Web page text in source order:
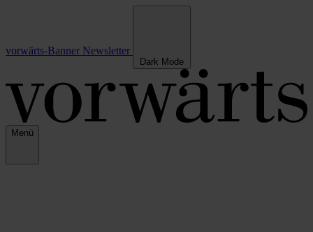
vorwärts-Banner Newsletter
Dark Mode
Menü